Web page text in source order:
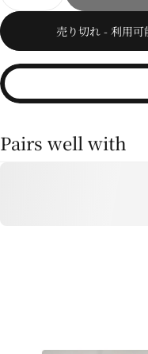
売り切れ - 利用
Pairs well with